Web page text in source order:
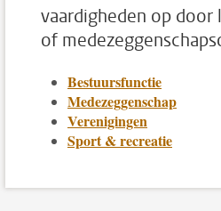
vaardigheden op
of
Bestuursfunctie
Medezeggenschap
Verenigingen
Sport & recreatie